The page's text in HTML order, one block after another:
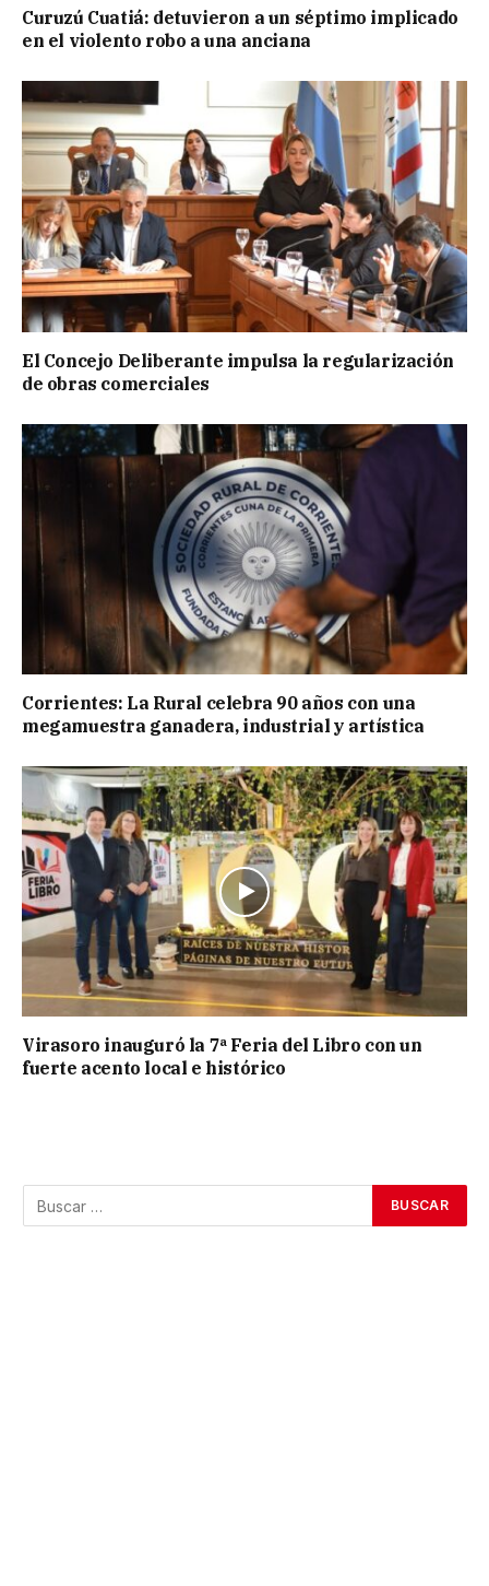
Curuzú Cuatiá: detuvieron a un séptimo implicado
en el violento robo a una anciana
El Concejo Deliberante impulsa la regularización
de obras comerciales
Corrientes: La Rural celebra 90 años con una
megamuestra ganadera, industrial y artística
Virasoro inauguró la 7ª Feria del Libro con un
fuerte acento local e histórico